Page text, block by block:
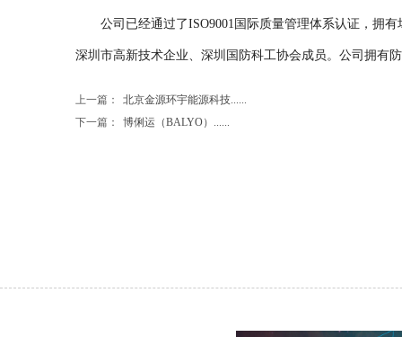
公司已经通过了ISO9001国际质量管理体系认证，拥有
深圳市高新技术企业、深圳国防科工协会成员。公司拥有
上一篇：
北京金源环宇能源科技......
下一篇：
博俐运（BALYO）......